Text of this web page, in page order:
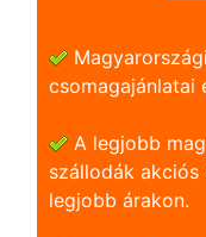
csomagajánlatai
A legjobb
szállodák akciós
legjobb árakon.